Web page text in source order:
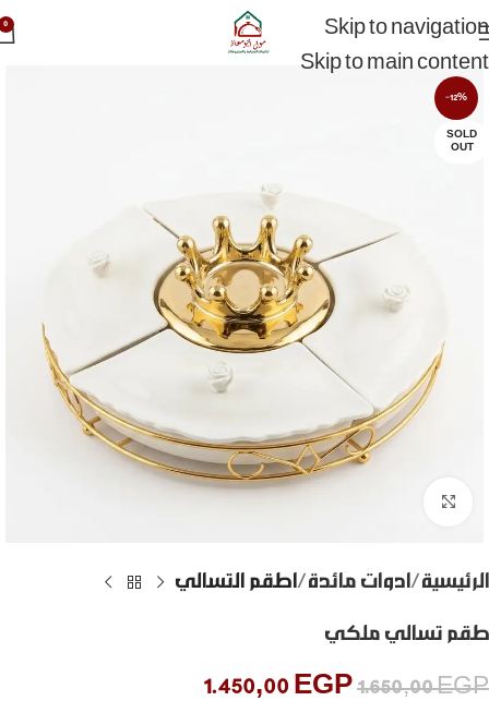
Skip to navigation
Skip to main content
0
-12%
SOLD
OUT
الرئيسية ادوات مائدة اطقم التسالي
طقم تسالي ملكي
1.650,00EGP
1.450,00 EGP